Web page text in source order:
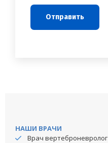
НАШИ ВРАЧИ
Врач вертеброневролог